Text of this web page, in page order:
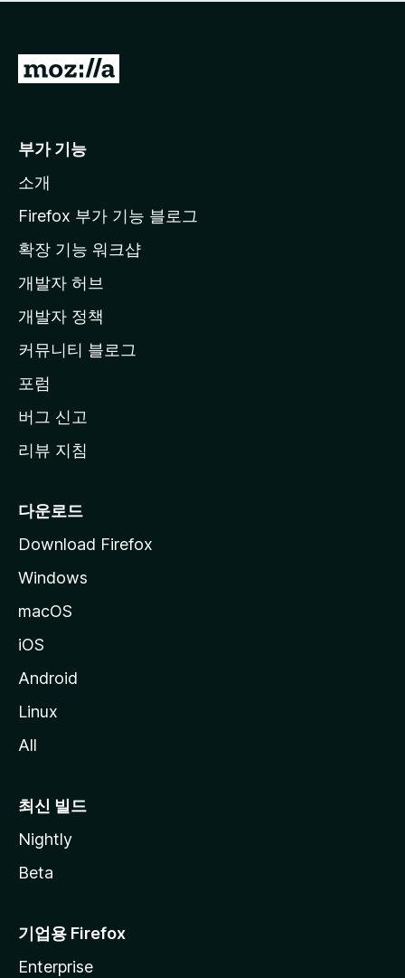
점
습
니
M
l
a
페
이
지
이
동
부가 기능
소개
Firefox 부가 기능 블로그
확장 기능 워크샵
개발자 허브
개발자 정책
커뮤니티 블로그
포럼
버그 신고
리뷰 지침
다운로드
Download Firefox
Windows
macOS
iOS
Android
Linux
All
최신 빌드
Nightly
Beta
기업용 Firefox
Enterprise